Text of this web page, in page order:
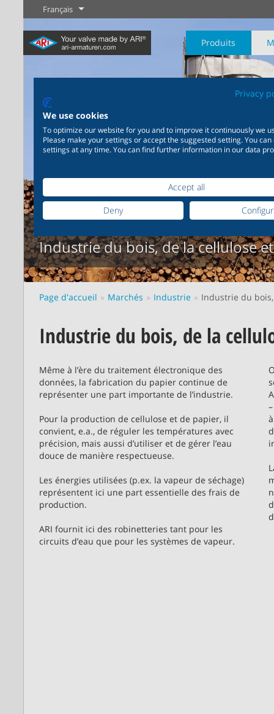
Français
Produits
Nouveautés Régulation
Industrie
20 000 produits pour
pour les applications
industrielles les plus
variées
Plus d'information
Chimie
parfaitement coordonnées
en fonction de vos besoins
individuels
Plus d'information
Digital Service
Votre partenaire de
Plus d'information
Industrie du bois, de la cellulose
Page d'accueil Marchés Industrie Industrie du
Industrie du bois, de la
Même à l’ère du traitement électronique des
données, la fabrication du papier continue de
représenter une part importante de l’industrie.
Pour la production de cellulose et de papier, il
convient, e.a., de réguler les températures avec
précision, mais aussi d’utiliser et de gérer l’eau
douce de manière respectueuse.
Les énergies utilisées (p.ex. la vapeur de séchage)
représentent ici une part essentielle des frais de
production.
ARI fournit ici des robinetteries tant pour les
circuits d’eau que pour les systèmes de vapeur.
Privacy
We use cookies
To optimize our website for you and to improve it continuously we
Please make your settings or accept the suggested setting. You
settings at any time. You can find further information in our data
Accept all
Deny